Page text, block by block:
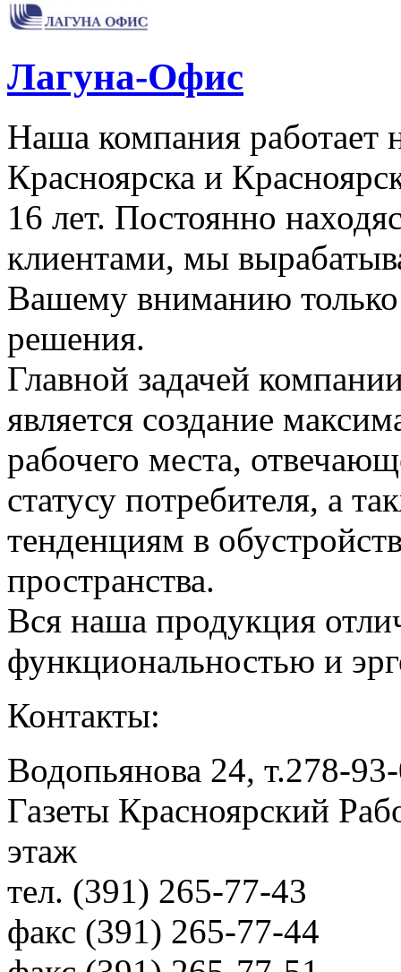
Лагуна-Офис
Наша компания работает
Красноярска и
16 лет. Постоянно
клиентами, мы
Вашему вниманию
решения.
Главной задачей
является создание
рабочего места,
статусу потребителя, а
тенденциям в
пространства.
Вся наша продукция
функциональностью и
Контакты:
Водопьянова 24, т.278-
Газеты Красноярский
этаж
тел. (391) 265-77-43
факс (391) 265-77-44